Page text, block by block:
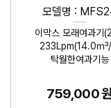
모델명 :
이막스 모래여과기
233Lpm(14.0㎥
탁월한여과기능
759,000